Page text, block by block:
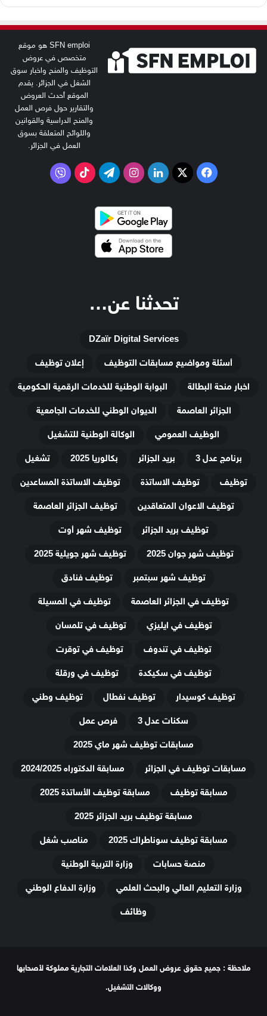
SFN emploi هو موقع
متخصص في عروض
التوظيف والمنح واخبار سوق
الشغل في الجزائر. يقدم
الموقع أحدث العروض
والتقارير حول فرص العمل
والمنح الدراسية والقوانين
واللوائح المتعلقة بسوق
العمل في الجزائر.
فيسبوك
‫X لينكدإنانستقرامتيلقرام‫TikTokفايبر
تحدثنا عن…
DZaïr Digital Services
أسئلة ومواضيع مسابقات التوظيف
إعلان توظيف
اخبار منحة البطالة
البوابة الوطنية للخدمات الرقمية الحكومية
الجزائر العاصمة
الديوان الوطني للخدمات الجامعية
الوظيف العمومي
الوكالة الوطنية للتشغيل
برنامج عدل 3
بريد الجزائر بكالوريا 2025
تشغيل
توظيف
توظيف الاساتذة
توظيف الاساتذة المساعدين
توظيف الاعوان المتعاقدين
توظيف الجزائر العاصمة
توظيف بريد الجزائر
توظيف شهر أوت
توظيف شهر جوان 2025
توظيف شهر جويلية 2025
توظيف شهر سبتمبر
توظيف فنادق
توظيف في الجزائر العاصمة
توظيف في المسيلة
توظيف في ايليزي
توظيف في تلمسان
توظيف في تندوف
توظيف في توقرت
توظيف في سكيكدة
توظيف في ورقلة
توظيف كوسيدار
توظيف نفطال
توظيف وطني
سكنات عدل 3
فرص عمل
مسابقات توظيف شهر ماي 2025
مسابقات توظيف في الجزائر
مسابقة الدكتوراه 2024/2025
مسابقة توظيف
مسابقة توظيف الأساتذة 2025
مسابقة توظيف بريد الجزائر 2025
مسابقة توظيف سوناطراك 2025
مناصب شغل
منصة حسابات
وزارة التربية الوطنية
وزارة التعليم العالي والبحث العلمي
وزارة الدفاع الوطني
وظائف
ملاحظة : جميع حقوق عروض العمل وكذا العلامات التجارية مملوكة لأصحابها
ووكالات التشغيل.